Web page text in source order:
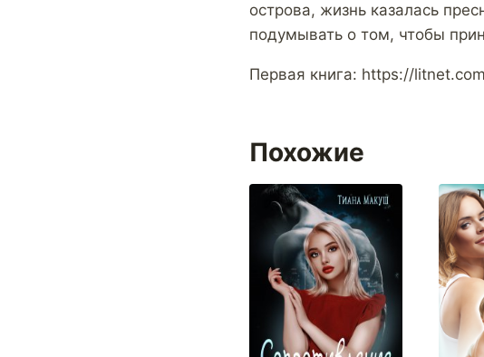
острова, жизнь казалась
подумывать о том, чтобы
Первая книга: https://
Похожие